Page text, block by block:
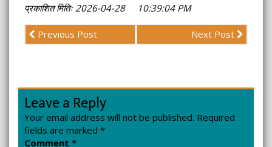
प्रकाशित मितिः 2026-04-28 10:39:04 PM
Previous Post Next Post
Leave a Reply
Your email address will not be published. Required
fields are marked *
Comment *